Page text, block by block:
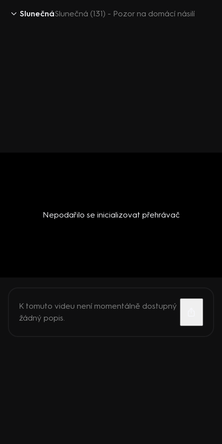
SlunečnáSlunečná (131) - Pozor na domácí násilí
Nepodařilo se inicializovat přehrávač
K tomuto videu není momentálně dostupný
žádný popis.